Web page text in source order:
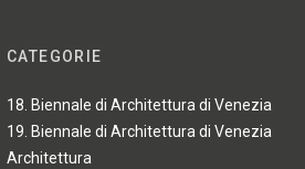
CATEGORIE
18. Biennale di Architettura di Venezia
19. Biennale di Architettura di Venezia
Architettura